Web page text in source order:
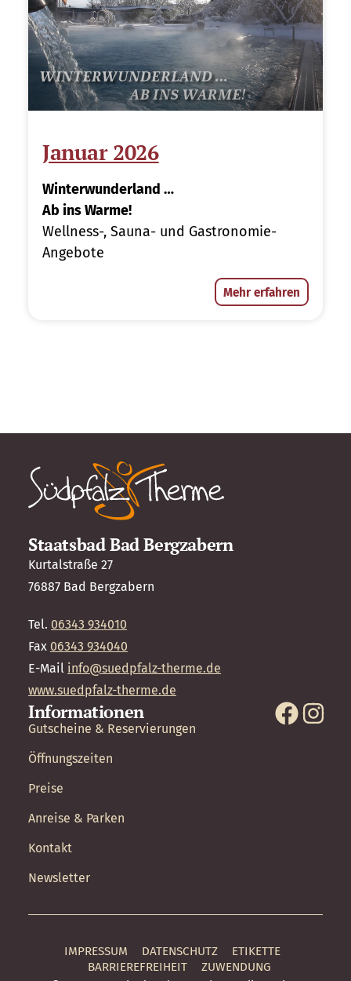
Januar 2026
Winterwunderland …
Ab ins Warme!
Wellness-, Sauna- und Gastronomie-
Angebote
Mehr erfahren
Staatsbad Bad Bergzabern
Kurtalstraße 27
76887 Bad Bergzabern
Tel. 06343 934010
Fax 06343 934040
E-Mail info@suedpfalz-therme.de
www.suedpfalz-therme.de
Informationen
Gutscheine & Reservierungen
Öffnungszeiten
Preise
Anreise & Parken
Kontakt
Newsletter
IMPRESSUM DATENSCHUTZ
ETIKETTE
BARRIEREFREIHEIT
ZUWENDUNG